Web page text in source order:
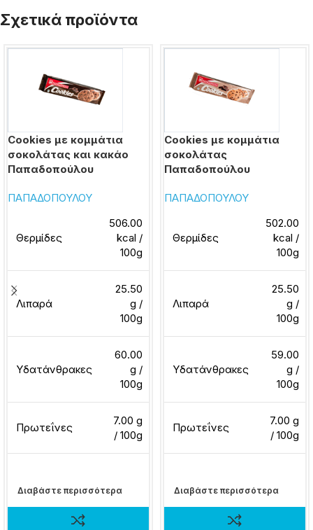
Σχετικά προϊόντα
Cookies με κομμάτια
σοκολάτας και κακάο
Παπαδοπούλου
ΠΑΠΑΔΟΠΟΥΛΟΥ
Θερμίδες
506.00
kcal /
100g
Λιπαρά
25.50
g /
100g
Υδατάνθρακες
60.00
g /
100g
Πρωτεΐνες
7.00 g
/ 100g
Διαβάστε περισσότερα
Cookies με κομμάτια
σοκολάτας
Παπαδοπούλου
ΠΑΠΑΔΟΠΟΥΛΟΥ
Θερμίδες
502.00
kcal /
100g
Λιπαρά
25.50
g /
100g
Υδατάνθρακες
59.00
g /
100g
Πρωτεΐνες
7.00 g
/ 100g
Διαβάστε περισσότερα